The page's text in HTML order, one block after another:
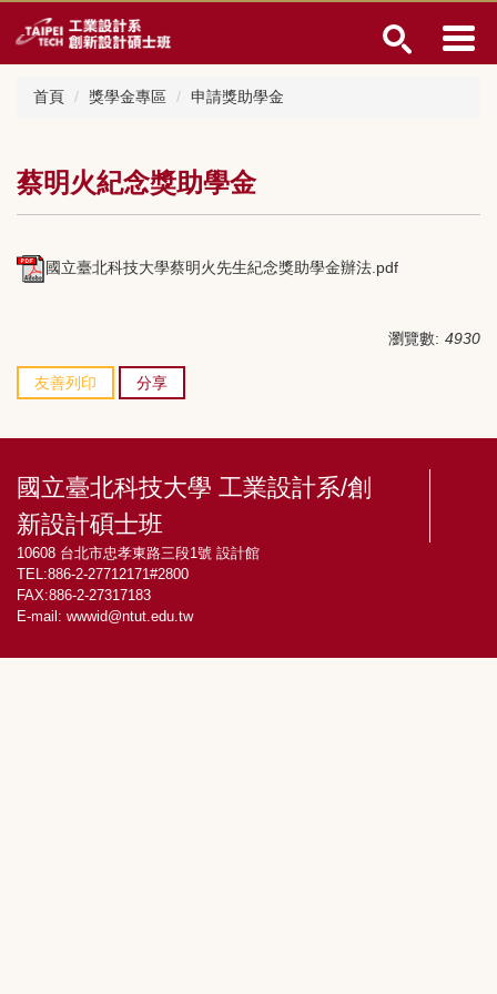
到
主
首頁 獎學金專區 申請獎助學金
蔡明火紀念獎助學金
國立臺北科技大學蔡明火先生紀念獎助學金辦法.pdf
瀏覽數: 4930
友善列印 分享
國立臺北科技大學 工業設計系/創
新設計碩士班
10608 台北市忠孝東路三段1號 設計館
TEL:886-2-27712171#2800
FAX:886-2-27317183
E-mail: wwwid@ntut.edu.tw